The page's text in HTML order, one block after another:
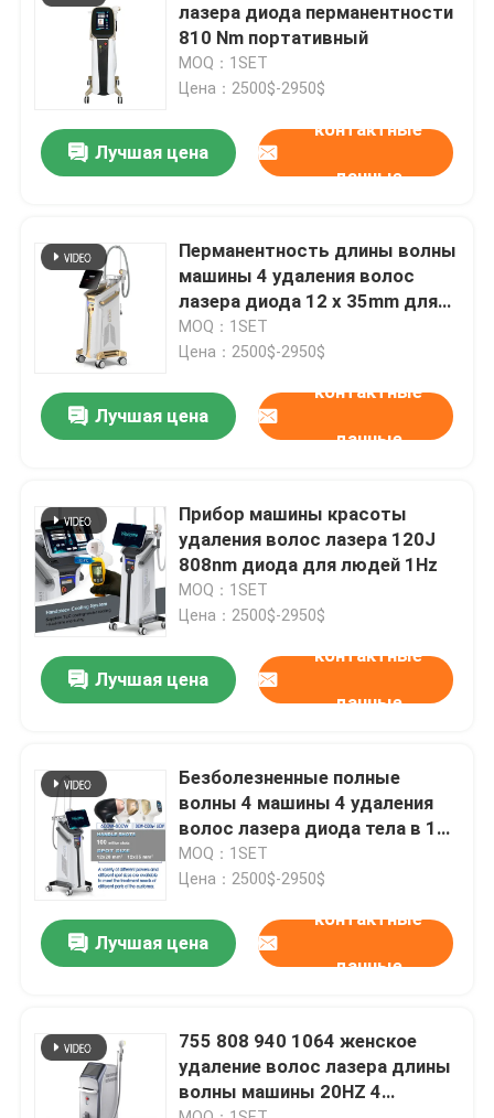
Продукты
Ролики
VR - шоу
Путешествие фабрики
Проверка качества
Свяжитесь мы
Новости
Спросите цитату
лазера диода перманентности
810 Nm портативный
MOQ：1SET
Цена：2500$-2950$
Лучшая цена
контактные
данные
Перманентность длины волны
машины 4 удаления волос
лазера диода 12 x 35mm для
домашнего 808nm
MOQ：1SET
Цена：2500$-2950$
Лучшая цена
контактные
данные
Прибор машины красоты
удаления волос лазера 120J
808nm диода для людей 1Hz
MOQ：1SET
Цена：2500$-2950$
Лучшая цена
контактные
данные
Безболезненные полные
волны 4 машины 4 удаления
волос лазера диода тела в 1
2000W
MOQ：1SET
Цена：2500$-2950$
Лучшая цена
контактные
данные
755 808 940 1064 женское
удаление волос лазера длины
волны машины 20HZ 4